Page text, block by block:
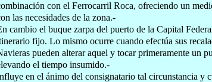
con el Ferrocarril Roca, ofreciendo un
las necesidades de la zona.-
cambio el buque zarpa del puerto de la Capital
fijo. Lo mismo ocurre cuando efectúa sus
pueden alterar aquel y tocar primeramente un
el tiempo insumido.-
en el ánimo del consignatario tal circunstancia y